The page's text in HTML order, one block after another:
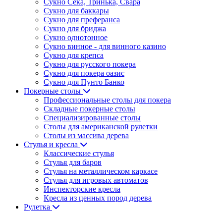
Сукно Сека, Тринька, Свара
Сукно для баккары
Сукно для преферанса
Сукно для бриджа
Сукно однотонное
Сукно винное - для винного казино
Сукно для крепса
Сукно для русского покера
Сукно для покера оазис
Сукно для Пунто Банко
Покерные столы
Профессиональные столы для покера
Складные покерные столы
Специализированные столы
Столы для американской рулетки
Столы из массива дерева
Стулья и кресла
Классические стулья
Стулья для баров
Стулья на металлическом каркасе
Стулья для игровых автоматов
Инспекторские кресла
Кресла из ценных пород дерева
Рулетка